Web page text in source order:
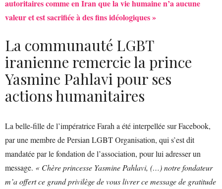
autoritaires comme en Iran que la vie humaine n’a aucune
valeur et est sacrifiée à des fins idéologiques »
La communauté LGBT
iranienne remercie la prince
Yasmine Pahlavi pour ses
actions humanitaires
La belle-fille de l’impératrice Farah a été interpellée sur Facebook,
par une membre de Persian LGBT Organisation, qui s’est dit
mandatée par le fondation de l’association, pour lui adresser un
message. « Chère princesse Yasmine Pahlavi, (…) notre fondateur
m’a offert ce grand privilège de vous livrer ce message de gratitude